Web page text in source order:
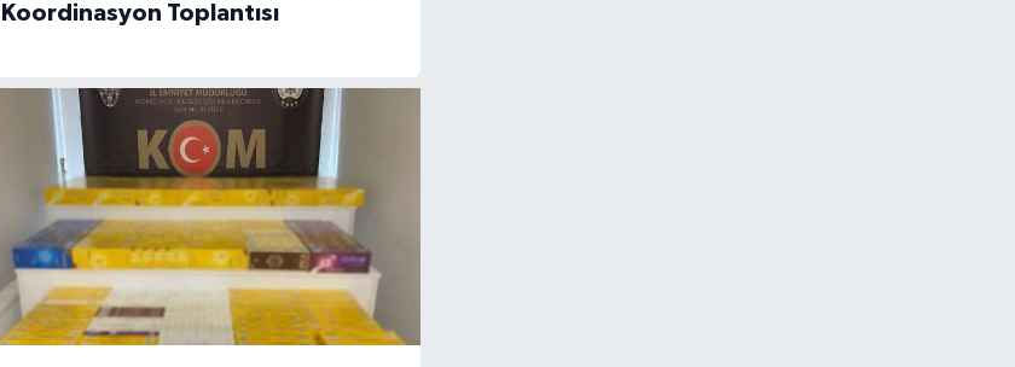
Koordinasyon Toplantısı